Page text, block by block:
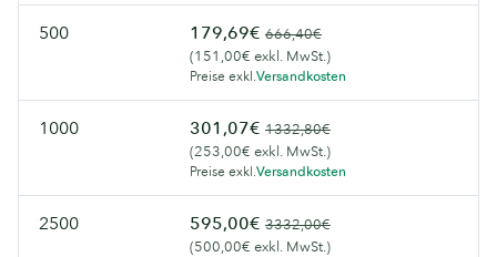
500 179,69€ 666,40€
(151,00€ exkl. MwSt.)
Preise exkl.Versandkosten
1000 301,07€ 1332,80€
(253,00€ exkl. MwSt.)
Preise exkl.Versandkosten
2500 595,00€ 3332,00€
(500,00€ exkl. MwSt.)